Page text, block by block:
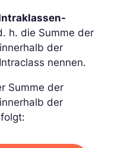
h. die Summe der
der
nennen.
Summe der
der